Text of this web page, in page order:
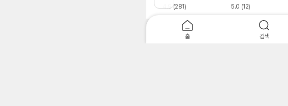
홈 검색
4.9 (281) 5.0 (12)
광고
전